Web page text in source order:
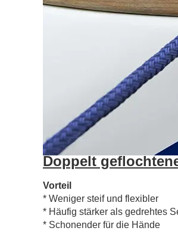
Doppelt
Vorteil
* Weniger steif und flexibler
* Häufig stärker als gedrehtes
* Schonender für die Hände